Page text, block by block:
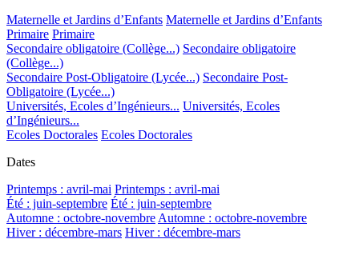
Maternelle et Jardins d’Enfants Maternelle et Jardins d’Enfants
Primaire Primaire
Secondaire obligatoire (Collège...) Secondaire obligatoire
(Collège...)
Secondaire Post-Obligatoire (Lycée...) Secondaire Post-
Obligatoire (Lycée...)
Universités, Ecoles d’Ingénieurs... Universités, Ecoles
d’Ingénieurs...
Ecoles Doctorales Ecoles Doctorales
Dates
Printemps : avril-mai Printemps : avril-mai
Été : juin-septembre Été : juin-septembre
Automne : octobre-novembre Automne : octobre-novembre
Hiver : décembre-mars Hiver : décembre-mars